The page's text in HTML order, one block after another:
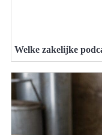
Welke zakelijke